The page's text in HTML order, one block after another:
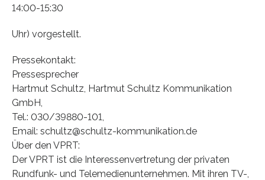
14:00-15:30
Uhr) vorgestellt.
Pressekontakt:
Pressesprecher
Hartmut Schultz, Hartmut Schultz Kommunikation
GmbH,
Tel.: 030/39880-101,
Email: schultz@schultz-kommunikation.de
Über den VPRT:
Der VPRT ist die Interessenvertretung der privaten
Rundfunk- und Telemedienunternehmen. Mit ihren TV-,